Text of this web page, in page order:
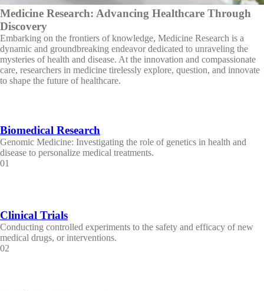
Medicine Research: Advancing Healthcare Through
Discovery
Embarking on the frontiers of knowledge, Medicine Research is a
dynamic and groundbreaking endeavor dedicated to unraveling the
mysteries of health and disease. At the innovation and compassionate
care, researchers in medicine tirelessly explore, question, and innovate
to shape the future of healthcare.
Biomedical Research
Genomic Medicine: Investigating the role of genetics in health and
disease to personalize medical treatments.
01
Clinical Trials
Conducting controlled experiments to the safety and efficacy of new
medical drugs, or interventions.
02